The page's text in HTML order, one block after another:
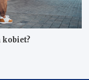
kobiet?